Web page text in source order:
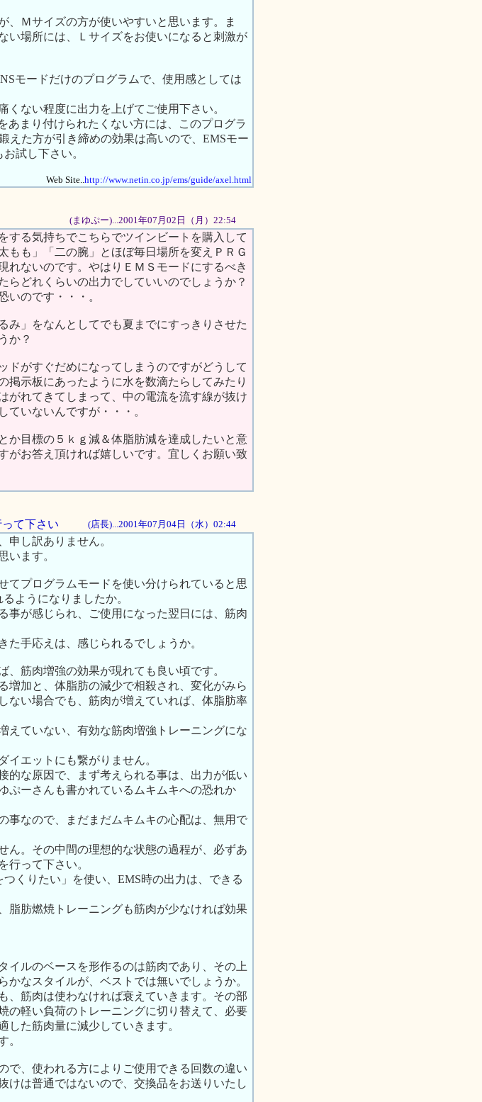
、Ｍサイズの方が使いやすいと思います。ま
い場所には、Ｌサイズをお使いになると刺激が
モードだけのプログラムで、使用感としては
ない程度に出力を上げてご使用下さい。
あまり付けられたくない方には、このプログラ
えた方が引き締めの効果は高いので、EMSモー
試し下さい。
Web Site..http://www.netin.co.jp/ems/guide/axel.html
(まゆぷー)...2001年07月02日（月）22:54
する気持ちでこちらでツインビートを購入して
もも」「二の腕」とほぼ毎日場所を変えＰＲＧ
れないのです。やはりＥＭＳモードにするべき
らどれくらいの出力でしていいのでしょうか？
いのです・・・。
み」をなんとしてでも夏までにすっきりさせた
か？
ドがすぐだめになってしまうのですがどうして
掲示板にあったように水を数滴たらしてみたり
がれてきてしまって、中の電流を流す線が抜け
ていないんですが・・・。
か目標の５ｋｇ減＆体脂肪減を達成したいと意
がお答え頂ければ嬉しいです。宜しくお願い致
て下さい (店長)...2001年07月04日（水）02:44
申し訳ありません。
います。
てプログラムモードを使い分けられていると思
ようになりましたか。
事が感じられ、ご使用になった翌日には、筋肉
た手応えは、感じられるでしょうか。
、筋肉増強の効果が現れても良い頃です。
増加と、体脂肪の減少で相殺され、変化がみら
ない場合でも、筋肉が増えていれば、体脂肪率
えていない、有効な筋肉増強トレーニングにな
イエットにも繋がりません。
的な原因で、まず考えられる事は、出力が低い
ぷーさんも書かれているムキムキへの恐れか
事なので、まだまだムキムキの心配は、無用で
ん。その中間の理想的な状態の過程が、必ずあ
行って下さい。
くりたい」を使い、EMS時の出力は、できる
脂肪燃焼トレーニングも筋肉が少なければ効果
イルのベースを形作るのは筋肉であり、その上
なスタイルが、ベストでは無いでしょうか。
、筋肉は使わなければ衰えていきます。その部
の軽い負荷のトレーニングに切り替えて、必要
した筋肉量に減少していきます。
。
で、使われる方によりご使用できる回数の違い
けは普通ではないので、交換品をお送りいたし